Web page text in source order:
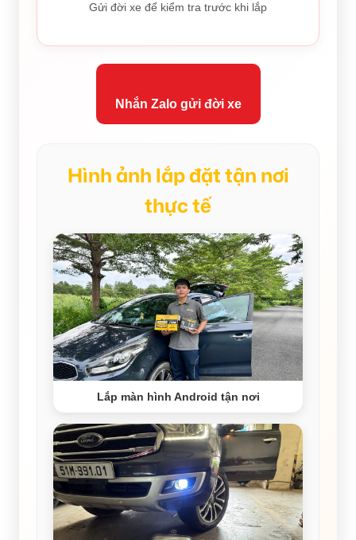
Gửi đời xe để kiểm tra trước khi lắp
Nhắn Zalo gửi đời xe
Hình ảnh lắp đặt tận nơi
thực tế
Lắp màn hình Android tận nơi